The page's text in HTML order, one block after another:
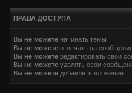
ПРАВА ДОСТУПА
Вы не можетеначинать темы
Вы не можетеотвечать на сообщения
Вы не можетередактировать свои
Вы не можетеудалять свои
Вы не можетедобавлять вложения